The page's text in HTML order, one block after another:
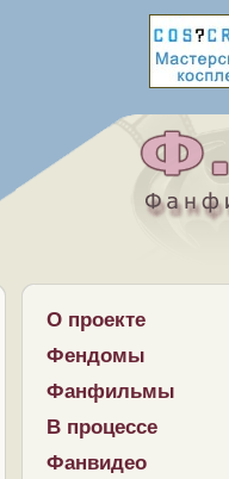
О проекте
Фендомы
Фанфильмы
В процессе
Фанвидео